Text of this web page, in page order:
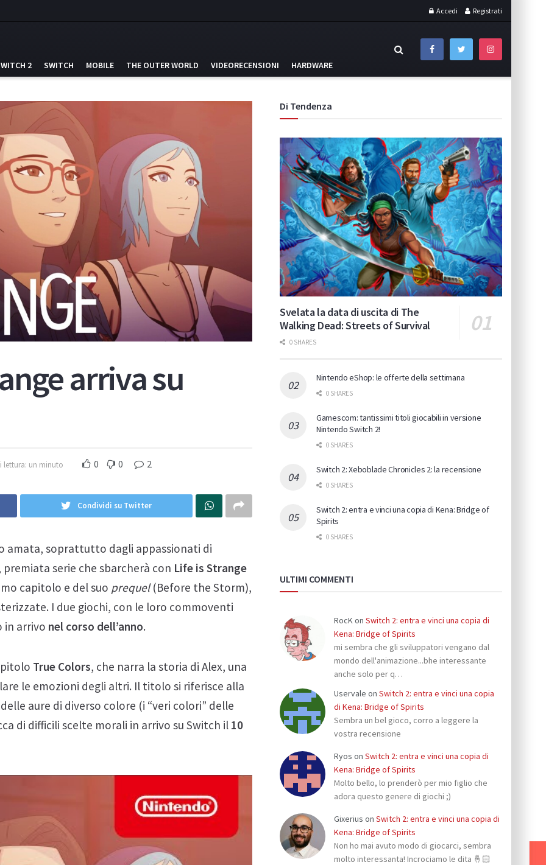
Accedi Registrati
2 SWITCH MOBILE THE OUTER WORLD VIDEORECENSIONI HARDWARE
arriva su
lettura: un minuto 0 0 2
Condividi su Twitter
amata, soprattutto dagli appassionati di
serie che sbarcherà con Life is Strange
capitolo e del suo prequel(Before the Storm),
I due giochi, con le loro commoventi
in arrivo nel corso dell’anno.
True Colors, che narra la storia di Alex, una
le emozioni degli altri. Il titolo si riferisce alla
aure di diverso colore (i “veri colori” delle
di difficili scelte morali in arrivo su Switch il 10
Di Tendenza
Svelata la data di uscita di The
Walking Dead: Streets of Survival
0 SHARES
Nintendo eShop: le offerte della settimana
0 SHARES
Gamescom: tantissimi titoli giocabili in versione
Nintendo Switch 2!
0 SHARES
Switch 2: Xeboblade Chronicles 2: la recensione
0 SHARES
Switch 2: entra e vinci una copia di Kena: Bridge of
Spirits
0 SHARES
ULTIMI COMMENTI
RocKon Switch 2: entra e vinci una copia di
Kena: Bridge of Spirits
mi sembra che gli sviluppatori vengano dal
mondo dell'animazione...bhe interessante
anche solo per q…
Uservale on Switch 2: entra e vinci una copia
di Kena: Bridge of Spirits
Sembra un bel gioco, corro a leggere la
vostra recensione
Ryos on Switch 2: entra e vinci una copia di
Kena: Bridge of Spirits
Molto bello, lo prenderò per mio figlio che
adora questo genere di giochi ;)
Gixerius on Switch 2: entra e vinci una copia di
Kena: Bridge of Spirits
Non ho mai avuto modo di giocarci, sembra
molto interessanta! Incrociamo le dita 🤞🏻